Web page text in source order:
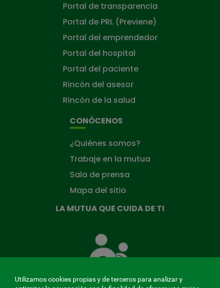
Portal de transparencia
Portal de PRL (Previene)
Portal del emprendedor
Portal del hospital
Portal del paciente
Rincón del asesor
Rincón de la salud
CONÓCENOS
¿Quiénes somos?
Trabaje en la mutua
Sala de prensa
Mapa del sitio
LA MUTUA QUE CUIDA DE TI
Mutua
que
ti
Utilizamos cookies propias y de terceros para analizar y